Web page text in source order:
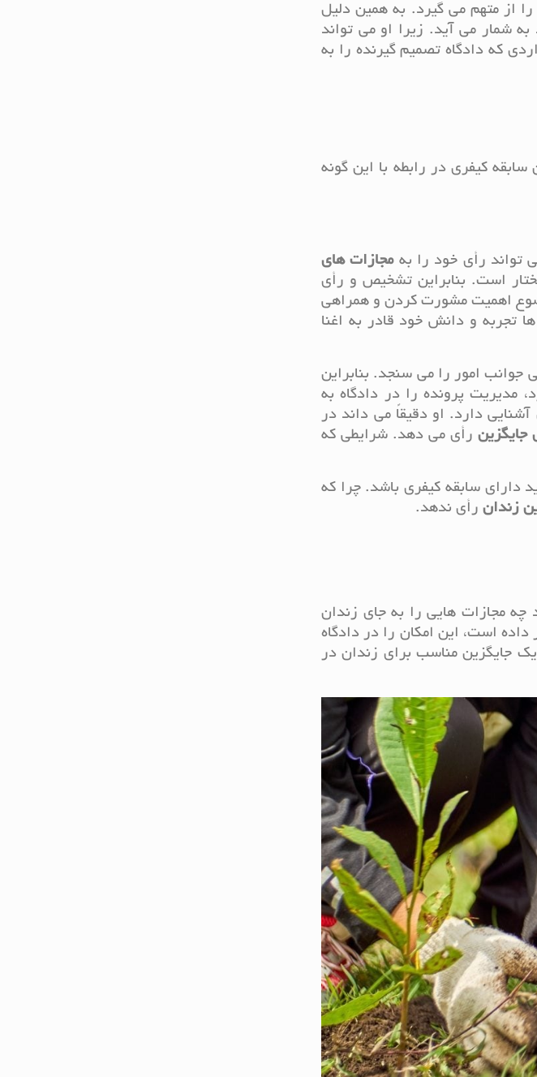
را از متهم می گیرد. به همین دلیل
شمار می آید. زیرا او می تواند
که دادگاه تصمیم گیرنده را به
داشتن یا نداشتن سابقه کیفری در رابطه با این گونه
تواند رأی خود را بهمجازات های
است. بنابراین تشخیص و رأی
اهمیت مشورت کردن و همراهی
تجربه و دانش خود قادر به اغنا
امور را می سنجد. بنابراین
مدیریت پرونده را در دادگاه به
دارد. او دقیقاً می داند در
جایگزینرأی می دهد. شرایطی که
این قبیل موارد نباید دارای سابقه کیفری باشد. چرا که
زندان رأی ندهد.
مجازات هایی را به جای زندان
است، این امکان را در دادگاه
جایگزین مناسب برای زندان در